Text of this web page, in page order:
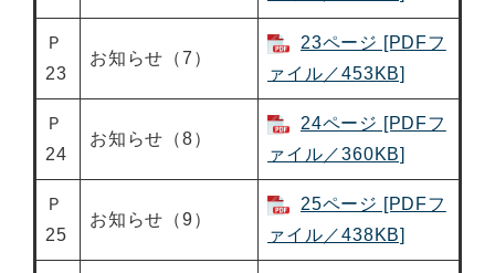
Ｐ
23
お知らせ（7）
23ページ [PDFフ
ァイル／453KB]
Ｐ
24
お知らせ（8）
24ページ [PDFフ
ァイル／360KB]
Ｐ
25
お知らせ（9）
25ページ [PDFフ
ァイル／438KB]